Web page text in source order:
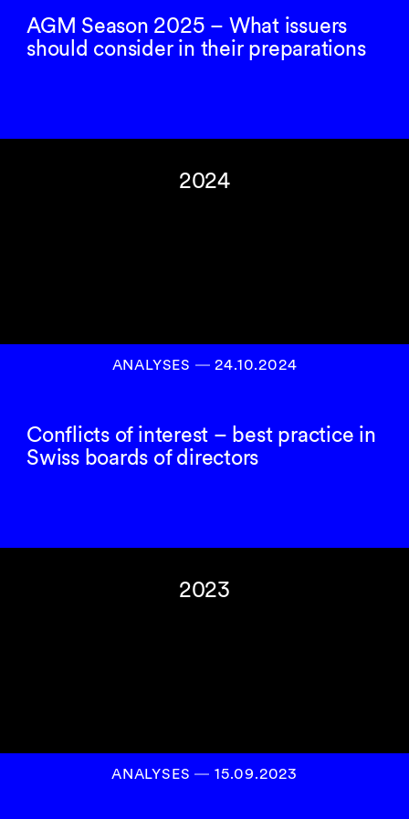
AGM Season 2025 – What issuers
should consider in their preparations
2024
ANALYSES ― 24.10.2024
Conflicts of interest – best practice in
Swiss boards of directors
2023
ANALYSES― 15.09.2023